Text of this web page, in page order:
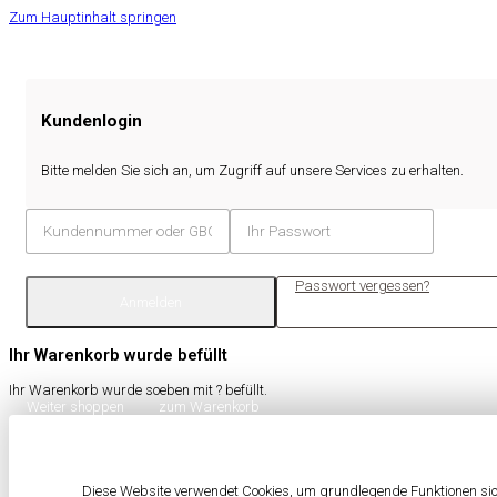
Zum Hauptinhalt springen
Kundenlogin
Bitte melden Sie sich an, um Zugriff auf unsere Services zu erhalten.
Passwort vergessen?
Ihr Warenkorb wurde befüllt
Ihr Warenkorb wurde soeben mit ? befüllt.
Weiter shoppen
zum Warenkorb
Diese Website verwendet Cookies, um grundlegende Funktionen